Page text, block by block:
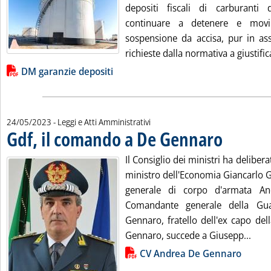
depositi fiscali di carburanti
continuare a detenere e
sospensione da accisa, pur in
richieste dalla normativa a
Lista allegati PDF alla notizia
DM garanzie depositi
24/05/2023 - Leggi e Atti Amministrativi
Gdf, il comando a De Gennaro
Il Consiglio dei ministri ha
ministro dell'Economia Giancarlo
generale di corpo d'armata
Comandante generale della
Gennaro, fratello dell'ex capo
Gennaro, succede a Giusepp...
Lista allegati PDF alla notiziaCV Andrea De Gennaro